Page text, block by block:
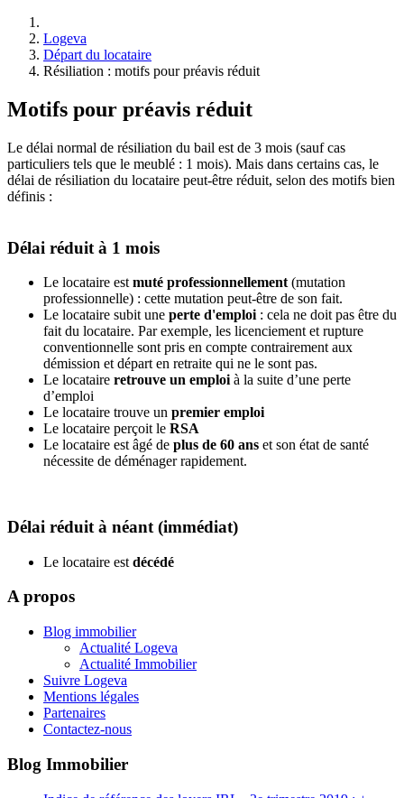
Logeva
Départ du locataire
Résiliation : motifs pour préavis réduit
Motifs pour préavis réduit
Le délai normal de résiliation du bail est de 3 mois (sauf cas
particuliers tels que le meublé : 1 mois). Mais dans certains cas, le
délai de résiliation du locataire peut-être réduit, selon des motifs bien
définis :
Délai réduit à 1 mois
Le locataire est muté professionnellement (mutation
professionnelle) : cette mutation peut-être de son fait.
Le locataire subit une perte d'emploi : cela ne doit pas être du
fait du locataire. Par exemple, les licenciement et rupture
conventionnelle sont pris en compte contrairement aux
démission et départ en retraite qui ne le sont pas.
Le locataire retrouve un emploi à la suite d’une perte
d’emploi
Le locataire trouve un premier emploi
Le locataire perçoit le RSA
Le locataire est âgé de plus de 60 ans et son état de santé
nécessite de déménager rapidement.
Délai réduit à néant (immédiat)
Le locataire est décédé
A propos
Blog immobilier
Actualité Logeva
Actualité Immobilier
Suivre Logeva
Mentions légales
Partenaires
Contactez-nous
Blog Immobilier